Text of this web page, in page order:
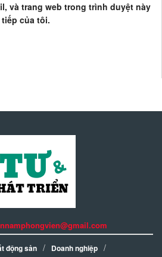
và trang web trong trình duyệt này
của tôi.
động sản
Doanh nghiệp